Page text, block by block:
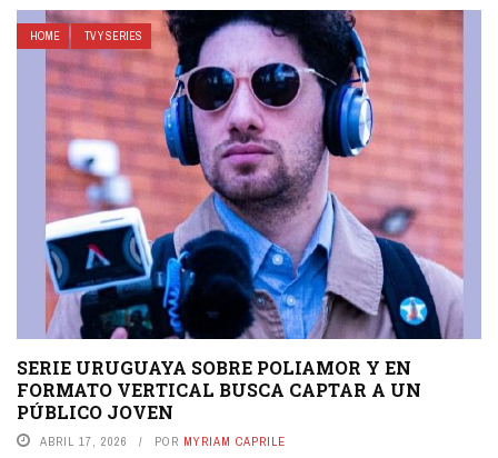
HOME TV Y SERIES
SERIE URUGUAYA SOBRE POLIAMOR Y EN
FORMATO VERTICAL BUSCA CAPTAR A UN
PÚBLICO JOVEN
ABRIL 17, 2026 POR MYRIAM CAPRILE